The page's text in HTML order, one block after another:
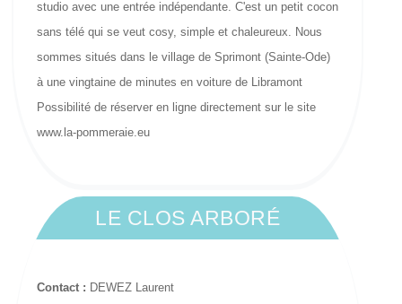
studio avec une entrée indépendante. C'est un petit cocon
sans télé qui se veut cosy, simple et chaleureux. Nous
sommes situés dans le village de Sprimont (Sainte-Ode)
à une vingtaine de minutes en voiture de Libramont
Possibilité de réserver en ligne directement sur le site
www.la-pommeraie.eu
LE CLOS ARBORÉ
Contact : DEWEZ Laurent